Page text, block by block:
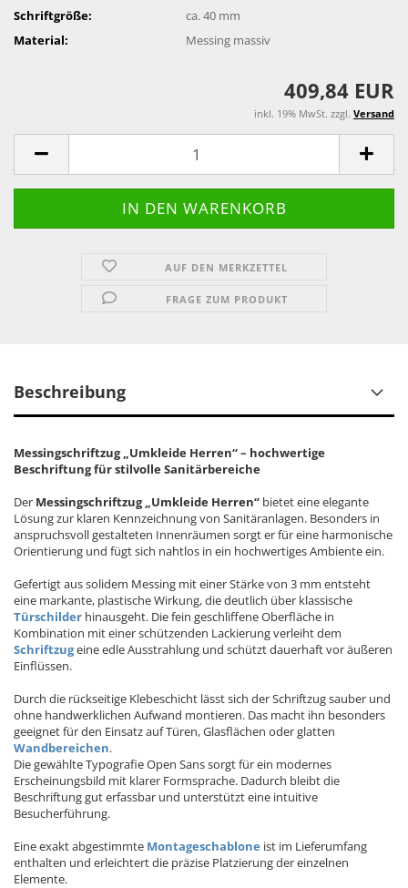
Schriftgröße:
ca. 40 mm
Material:
Messing massiv
409,84 EUR
inkl. 19% MwSt. zzgl. Versand
AUF DEN MERKZETTEL
FRAGE ZUM PRODUKT
Beschreibung
Messingschriftzug „Umkleide Herren“ – hochwertige
Beschriftung für stilvolle Sanitärbereiche
Der Messingschriftzug „Umkleide Herren“ bietet eine elegante
Lösung zur klaren Kennzeichnung von Sanitäranlagen. Besonders in
anspruchsvoll gestalteten Innenräumen sorgt er für eine harmonische
Orientierung und fügt sich nahtlos in ein hochwertiges Ambiente ein.
Gefertigt aus solidem Messing mit einer Stärke von 3 mm entsteht
eine markante, plastische Wirkung, die deutlich über klassische
Türschilder hinausgeht. Die fein geschliffene Oberfläche in
Kombination mit einer schützenden Lackierung verleiht dem
Schriftzugeine edle Ausstrahlung und schützt dauerhaft vor äußeren
Einflüssen.
Durch die rückseitige Klebeschicht lässt sich der Schriftzug sauber und
ohne handwerklichen Aufwand montieren. Das macht ihn besonders
geeignet für den Einsatz auf Türen, Glasflächen oder glatten
Wandbereichen.
Die gewählte Typografie Open Sans sorgt für ein modernes
Erscheinungsbild mit klarer Formsprache. Dadurch bleibt die
Beschriftung gut erfassbar und unterstützt eine intuitive
Besucherführung.
Eine exakt abgestimmte Montageschablone ist im Lieferumfang
enthalten und erleichtert die präzise Platzierung der einzelnen
Elemente.